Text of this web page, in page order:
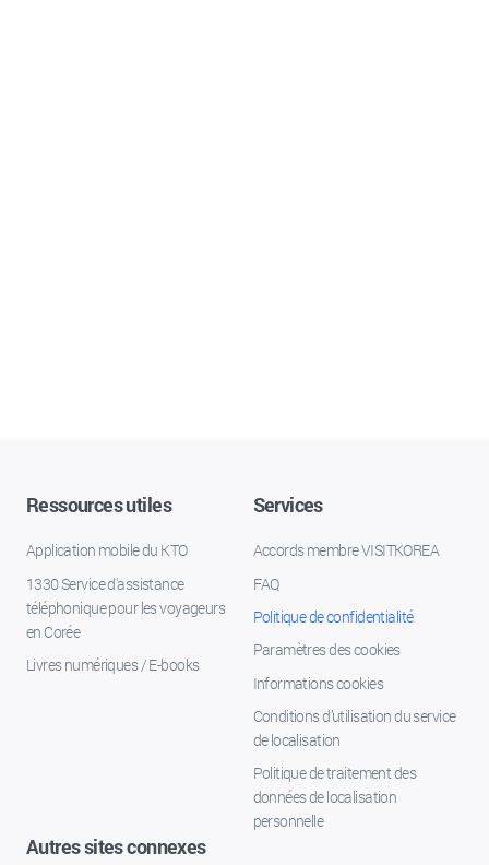
Ressources utiles
Application mobile du KTO
1330 Service d'assistance
téléphonique pour les voyageurs
en Corée
Livres numériques / E-books
Services
Accords membre VISITKOREA
FAQ
Politique de confidentialité
Paramètres des cookies
Informations cookies
Conditions d’utilisation du service
de localisation
Politique de traitement des
données de localisation
personnelle
Autres sites connexes